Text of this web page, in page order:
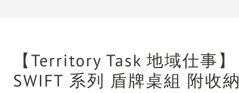
【Territory Task 地域仕事】
SWIFT 系列 盾牌桌組 附收納